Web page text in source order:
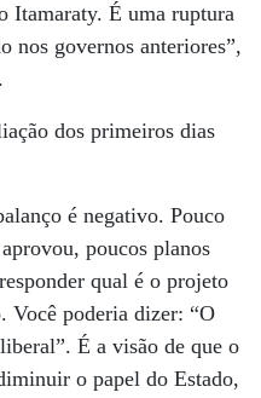
Itamaraty. É uma ruptura
nos governos anteriores”,
dos primeiros dias
é negativo. Pouco
poucos planos
qual é o projeto
Você poderia dizer: “O
É a visão de que o
o papel do Estado,